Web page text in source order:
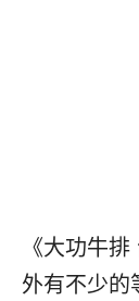
《大功牛
外有不少的